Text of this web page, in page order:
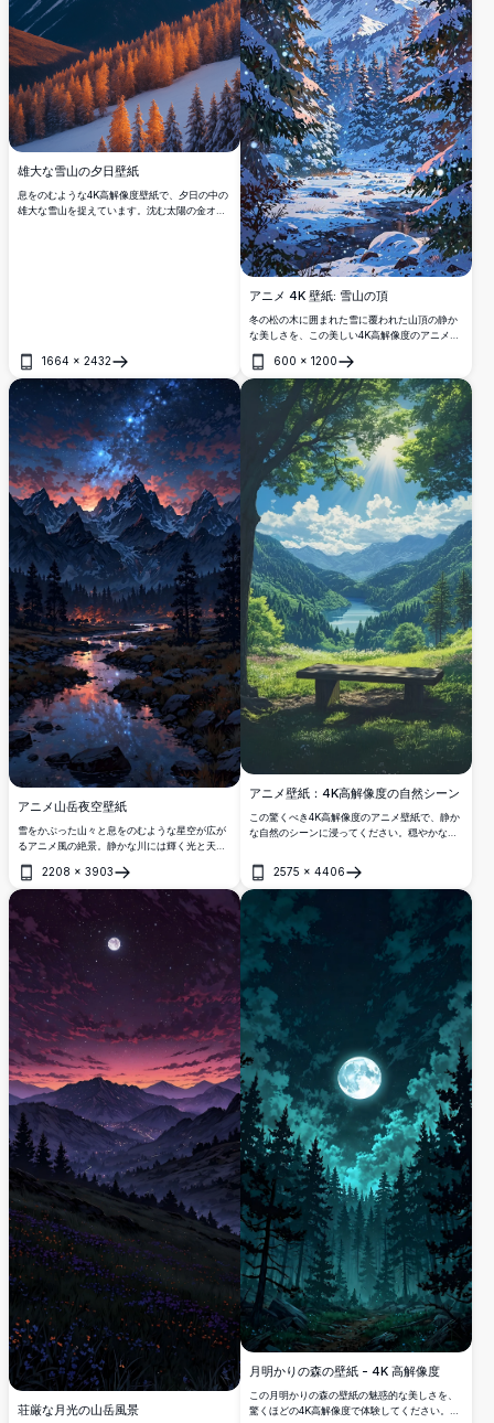
雄大な雪山の夕日壁紙
息をのむような4K高解像度壁紙で、夕日の中の
雄大な雪山を捉えています。沈む太陽の金オレ
1664 × 2432
開く
アニメ 4K 壁紙: 雪山の頂
冬の松の木に囲まれた雪に覆われた山頂の静か
な美しさを、この美しい4K高解像度のアニメ壁
アートの魅力を愛する人に最適です。
600 × 1200
開く
アニメ山岳夜空壁紙
雪をかぶった山々と息をのむような星空が広が
るアニメ風の絶景。静かな川には輝く光と天の
川が映り、暗い松林と鮮やかな宇宙の雲に囲ま
れています。
2208 × 3903
開く
アニメ壁紙：4K高解像度の自然シーン
この驚くべき4K高解像度のアニメ壁紙で、静か
な自然のシーンに浸ってください。穏やかな湖
黄金の光を放つ輝く太陽に囲まれています。木
製のベンチが、平和な瞑想を誘い、鮮やかな色
彩と詳細なアートをブレンドしています。その
息が止まるほどの高品質なビジュアルで、デス
クトップやモバイルの画面を向上させるのに最
適です。
2575 × 4406
開く
荘厳な月光の山岳風景
月明かりの森の壁紙 - 4K 高解像度
この月明かりの森の壁紙の魅惑的な美しさを、
驚くほどの4K高解像度で体験してください。満